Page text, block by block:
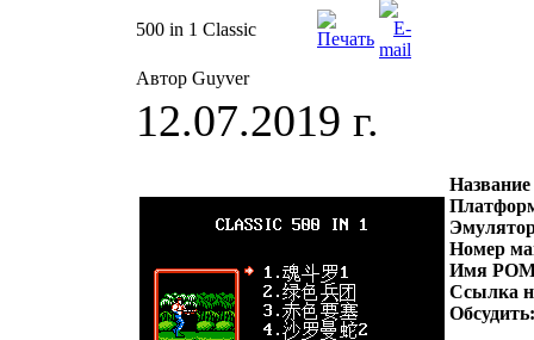
500 in 1 Classic
Автор Guyver
12.07.2019 г.
Номер
Имя
Ссылка